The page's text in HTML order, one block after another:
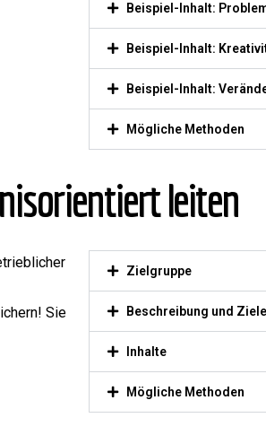
Beispiel-Inhalt:
Beispiel-Inhalt:
Beispiel-Inhalt:
Mögliche Methoden
leiten
Sie
Zielgruppe
Beschreibung und Ziele
Inhalte
Mögliche Methoden